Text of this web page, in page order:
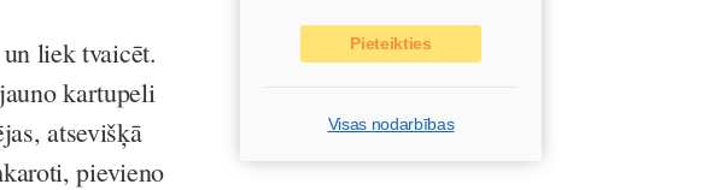
liek tvaicēt.
kartupeli
atsevišķā
pievieno
Pieteikties
Visas nodarbības